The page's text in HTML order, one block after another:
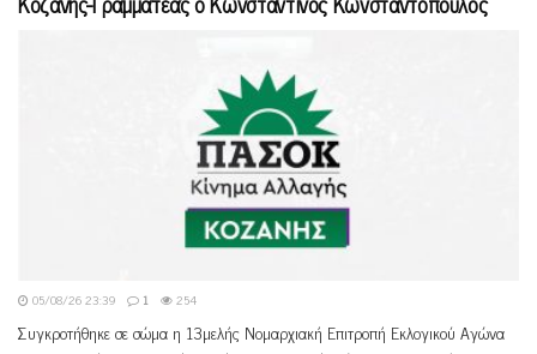
05/08/26 23:39 1 254
Συγκροτήθηκε σε σώμα η 13μελής Νομαρχιακή Επιτροπή Εκλογικού Αγώνα